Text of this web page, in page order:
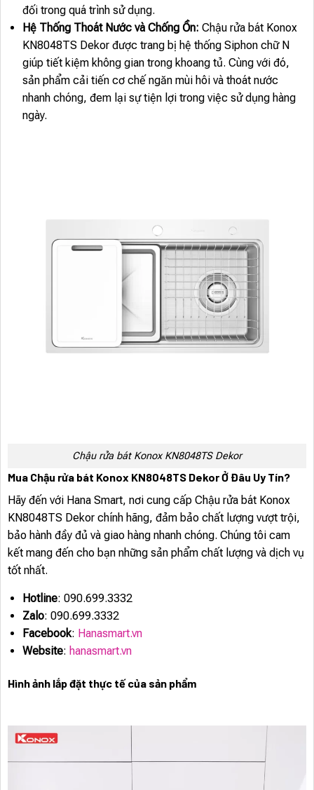
đối trong quá trình sử dụng.
Hệ Thống Thoát Nước và Chống Ồn: Chậu rửa bát Konox
KN8048TS Dekor được trang bị hệ thống Siphon chữ N
giúp tiết kiệm không gian trong khoang tủ. Cùng với đó,
sản phẩm cải tiến cơ chế ngăn mùi hôi và thoát nước
nhanh chóng, đem lại sự tiện lợi trong việc sử dụng hàng
ngày.
Chậu rửa bát Konox KN8048TS Dekor
Mua Chậu rửa bát Konox KN8048TS Dekor Ở Đâu Uy Tín?
Hãy đến với Hana Smart, nơi cung cấp Chậu rửa bát Konox
KN8048TS Dekor chính hãng, đảm bảo chất lượng vượt trội,
bảo hành đầy đủ và giao hàng nhanh chóng. Chúng tôi cam
kết mang đến cho bạn những sản phẩm chất lượng và dịch vụ
tốt nhất.
Hotline: 090.699.3332
Zalo: 090.699.3332
Facebook: Hanasmart.vn
Website: hanasmart.vn
Hình ảnh lắp đặt thực tế của sản phẩm